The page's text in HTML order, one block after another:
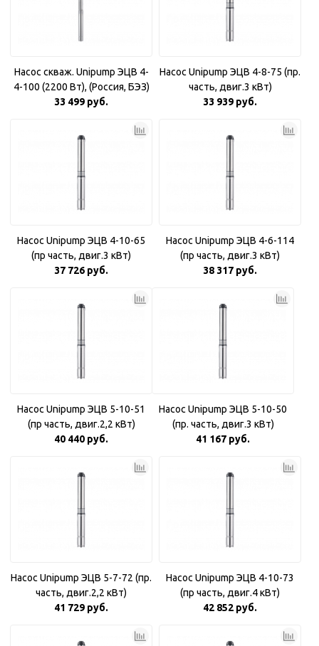
Насос скваж. Unipump ЭЦВ 4-
4-100 (2200 Вт), (Россия, БЭЗ)
33 499 руб.
Насос Unipump ЭЦВ 4-8-75 (пр.
часть, двиг.3 кВт)
33 939 руб.
Насос Unipump ЭЦВ 4-10-65
(пр часть, двиг.3 кВт)
37 726 руб.
Насос Unipump ЭЦВ 4-6-114
(пр часть, двиг.3 кВт)
38 317 руб.
Насос Unipump ЭЦВ 5-10-51
(пр часть, двиг.2,2 кВт)
40 440 руб.
Насос Unipump ЭЦВ 5-10-50
(пр. часть, двиг.3 кВт)
41 167 руб.
Насос Unipump ЭЦВ 5-7-72 (пр.
часть, двиг.2,2 кВт)
41 729 руб.
Насос Unipump ЭЦВ 4-10-73
(пр часть, двиг.4 кВт)
42 852 руб.